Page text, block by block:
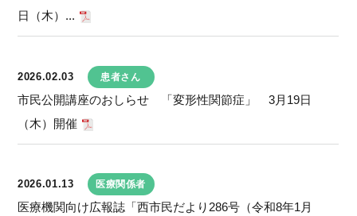
日（木）...
2026.02.03 患者さん
市民公開講座のおしらせ 「変形性関節症」 3月19日
（木）開催
2026.01.13 医療関係者
医療機関向け広報誌「西市民だより286号（令和8年1月